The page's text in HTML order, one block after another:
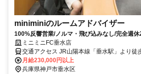
miniminiのルームアドバイザー
100%反響営業/ノルマ・飛び込みなし/完全週
月20h以下/転勤なし
ミニミニFC垂水店
交通アクセス JR山陽本線「垂水駅」より徒
月給230,000円以上
兵庫県神戸市垂水区